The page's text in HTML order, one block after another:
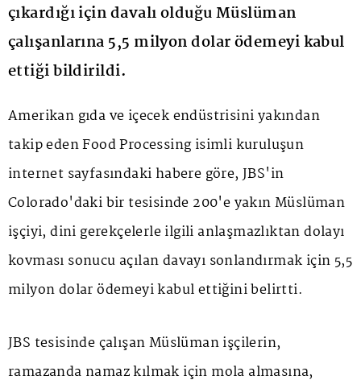
çıkardığı için davalı olduğu Müslüman
çalışanlarına 5,5 milyon dolar ödemeyi kabul
ettiği bildirildi.
Amerikan gıda ve içecek endüstrisini yakından
takip eden Food Processing isimli kuruluşun
internet sayfasındaki habere göre, JBS'in
Colorado'daki bir tesisinde 200'e yakın Müslüman
işçiyi, dini gerekçelerle ilgili anlaşmazlıktan dolayı
kovması sonucu açılan davayı sonlandırmak için 5,5
milyon dolar ödemeyi kabul ettiğini belirtti.
JBS tesisinde çalışan Müslüman işçilerin,
ramazanda namaz kılmak için mola almasına,